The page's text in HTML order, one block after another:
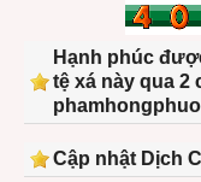
Hạnh phúc
tệ xá này qua 2
Cập nhật Dịch